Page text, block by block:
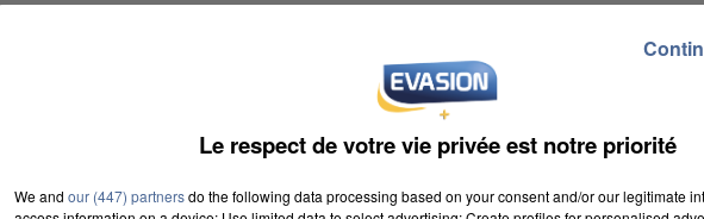
8 Avenue de Bourgogne
Le respect de votre vie privée est notre priorité
We and our (447) partnersdo the following data processing based on your consent and/or our legitimate